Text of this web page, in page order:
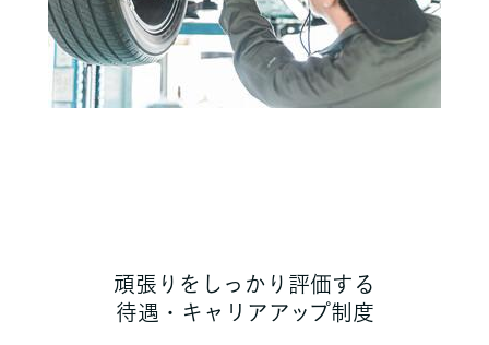
頑張りをしっかり評価する
待遇・キャリアアップ制度